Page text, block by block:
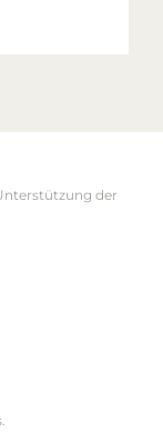
der